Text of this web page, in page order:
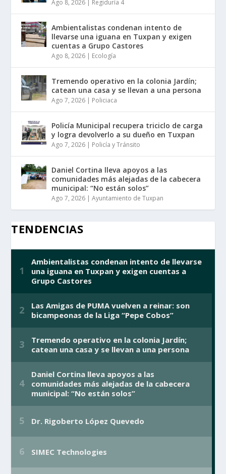
Ago 8, 2026 | Regiduría 4
Ambientalistas condenan intento de
llevarse una iguana en Tuxpan y exigen
cuentas a Grupo Castores
Ago 8, 2026 | Ecología
Tremendo operativo en la colonia Jardín;
catean una casa y se llevan a una persona
Ago 7, 2026 | Policiaca
Policía Municipal recupera triciclo de carga
y logra devolverlo a su dueño en Tuxpan
Ago 7, 2026 | Policía y Tránsito
Daniel Cortina lleva apoyos a las
comunidades más alejadas de la cabecera
municipal: “No están solos”
Ago 7, 2026 |Ayuntamiento de Tuxpan
TENDENCIAS